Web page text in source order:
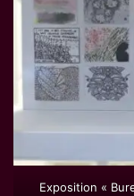
Exposition «